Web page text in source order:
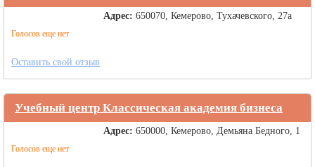
Голосов еще нет
Адрес: 650070, Кемерово, Тухачевского, 27а
Оставить свой отзыв
Учебный центр Классическая академия бизнеса
Голосов еще нет
Адрес: 650000, Кемерово, Демьяна Бедного, 1